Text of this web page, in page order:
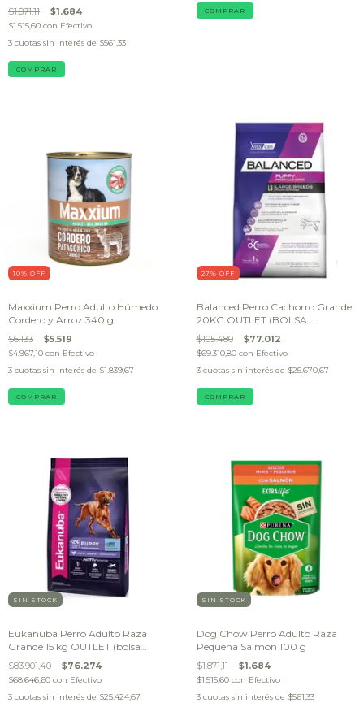
$1.871,11 $1.684
$1.515,60 con Efectivo
3 cuotas sin interés de $561,33
10% OFF
Maxxium Perro Adulto Húmedo
Cordero y Arroz 340 g
$6.133 $5.519
$4.967,10 con Efectivo
3 cuotas sin interés de $1.839,67
27% OFF
Balanced Perro Cachorro Grande
20KG OUTLET (BOLSA
DAÑADA)
$105.480 $77.012
$69.310,80 con Efectivo
3 cuotas sin interés de $25.670,67
SIN STOCK
Eukanuba Perro Adulto Raza
Grande 15 kg OUTLET (bolsa
dañada)
$83.901,40 $76.274
$68.646,60 con Efectivo
3 cuotas sin interés de $25.424,67
SIN STOCK
Dog Chow Perro Adulto Raza
Pequeña Salmón 100 g
$1.871,11 $1.684
$1.515,60 con Efectivo
3 cuotas sin interés de $561,33